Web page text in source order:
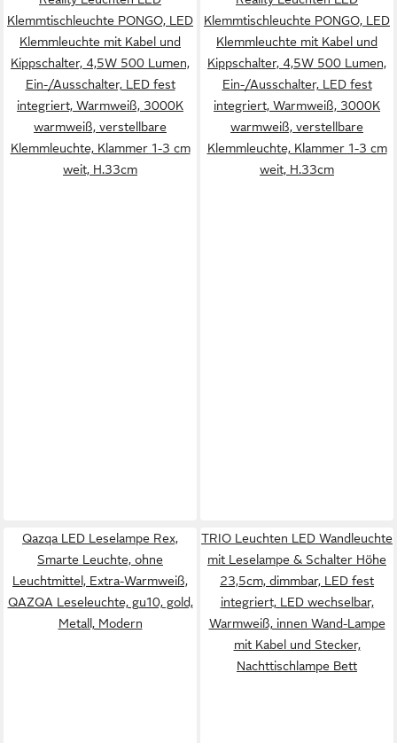
Klemmtischleuchte PONGO, LED
Klemmleuchte mit Kabel und
Kippschalter, 4,5W 500 Lumen,
Ein-/Ausschalter, LED fest
integriert, Warmweiß, 3000K
warmweiß, verstellbare
Klemmleuchte, Klammer 1-3 cm
weit, H.33cm
Klemmtischleuchte PONGO, LED
Klemmleuchte mit Kabel und
Kippschalter, 4,5W 500 Lumen,
Ein-/Ausschalter, LED fest
integriert, Warmweiß, 3000K
warmweiß, verstellbare
Klemmleuchte, Klammer 1-3 cm
weit, H.33cm
Qazqa LED Leselampe Rex,
Smarte Leuchte, ohne
Leuchtmittel, Extra-Warmweiß,
QAZQA Lese­leuchte, gu10, gold,
Metall, Modern
TRIO Leuchten LED Wandleuchte
mit Leselampe & Schalter Höhe
23,5cm, dimmbar, LED fest
integriert, LED wechselbar,
Warmweiß, innen Wand-Lampe
mit Kabel und Stecker,
Nachttischlampe Bett